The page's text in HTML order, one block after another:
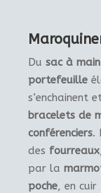
Du sac à main
portefeuille
s’enchainent
bracelets de
conférenciers.
des fourreaux
par la
poche, en